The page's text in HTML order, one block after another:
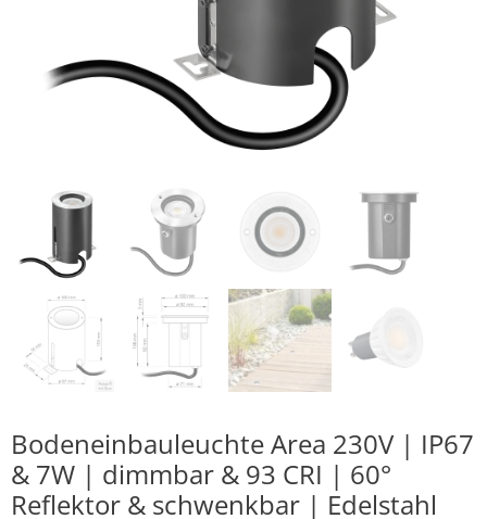
Bodeneinbauleuchte Area 230V | IP67
& 7W | dimmbar & 93 CRI | 60°
Reflektor & schwenkbar | Edelstahl